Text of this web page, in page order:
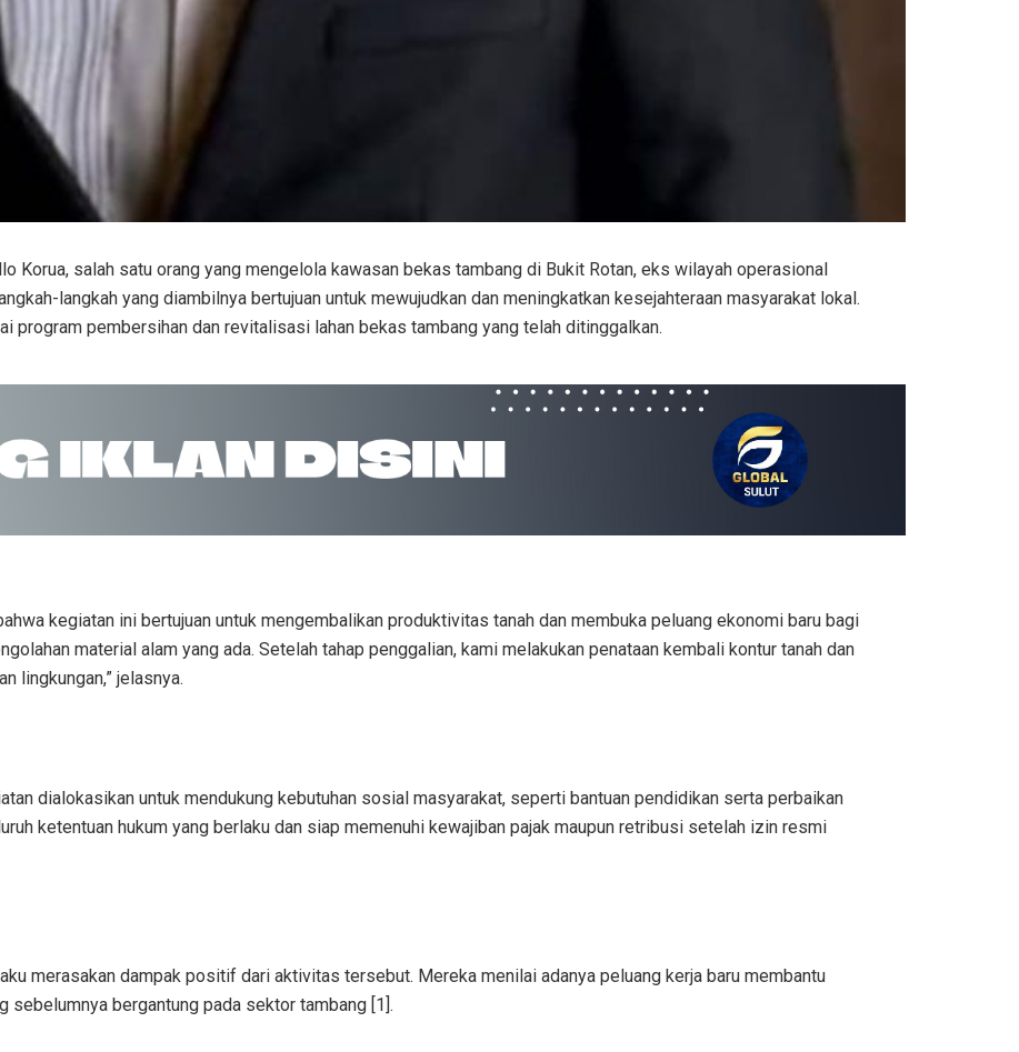
Korua, salah satu orang yang mengelola kawasan bekas tambang di Bukit Rotan, eks wilayah operasional
langkah yang diambilnya bertujuan untuk mewujudkan dan meningkatkan kesejahteraan masyarakat lokal.
program pembersihan dan revitalisasi lahan bekas tambang yang telah ditinggalkan.
kegiatan ini bertujuan untuk mengembalikan produktivitas tanah dan membuka peluang ekonomi baru bagi
material alam yang ada. Setelah tahap penggalian, kami melakukan penataan kembali kontur tanah dan
lingkungan,” jelasnya.
dialokasikan untuk mendukung kebutuhan sosial masyarakat, seperti bantuan pendidikan serta perbaikan
ketentuan hukum yang berlaku dan siap memenuhi kewajiban pajak maupun retribusi setelah izin resmi
merasakan dampak positif dari aktivitas tersebut. Mereka menilai adanya peluang kerja baru membantu
sebelumnya bergantung pada sektor tambang [1].